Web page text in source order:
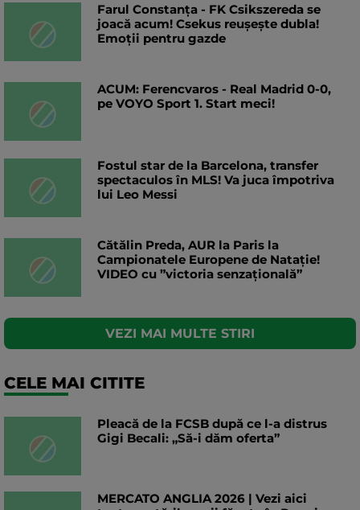
Farul Constanța - FK Csikszereda se
joacă acum! Csekus reușește dubla!
Emoții pentru gazde
ACUM: Ferencvaros - Real Madrid 0-0,
pe VOYO Sport 1. Start meci!
Fostul star de la Barcelona, transfer
spectaculos în MLS! Va juca împotriva
lui Leo Messi
Cătălin Preda, AUR la Paris la
Campionatele Europene de Natație!
VIDEO cu ”victoria senzațională”
VEZI MAI MULTE STIRI
CELE MAI CITITE
Pleacă de la FCSB după ce l-a distrus
Gigi Becali: „Să-i dăm oferta”
MERCATO ANGLIA 2026 | Vezi aici